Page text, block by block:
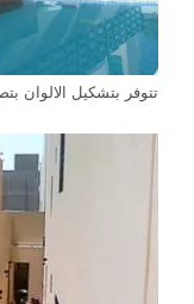
تتوفر بتشكيل الالوان